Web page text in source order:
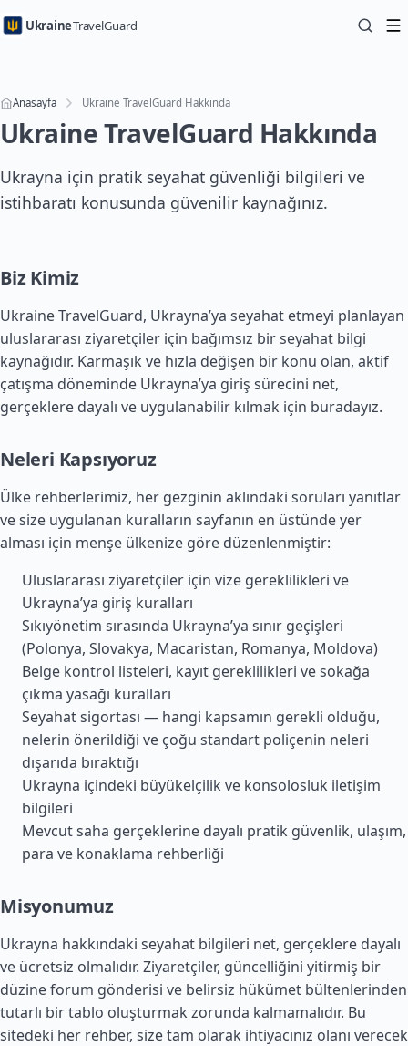
UkraineTravelGuard
Anasayfa Ukraine TravelGuard Hakkında
Ukraine TravelGuard Hakkında
Ukrayna için pratik seyahat güvenliği bilgileri ve
istihbaratı konusunda güvenilir kaynağınız.
Biz Kimiz
Ukraine TravelGuard, Ukrayna’ya seyahat etmeyi planlayan
uluslararası ziyaretçiler için bağımsız bir seyahat bilgi
kaynağıdır. Karmaşık ve hızla değişen bir konu olan, aktif
çatışma döneminde Ukrayna’ya giriş sürecini net,
gerçeklere dayalı ve uygulanabilir kılmak için buradayız.
Neleri Kapsıyoruz
Ülke rehberlerimiz, her gezginin aklındaki soruları yanıtlar
ve size uygulanan kuralların sayfanın en üstünde yer
alması için menşe ülkenize göre düzenlenmiştir:
Uluslararası ziyaretçiler için vize gereklilikleri ve
Ukrayna’ya giriş kuralları
Sıkıyönetim sırasında Ukrayna’ya sınır geçişleri
(Polonya, Slovakya, Macaristan, Romanya, Moldova)
Belge kontrol listeleri, kayıt gereklilikleri ve sokağa
çıkma yasağı kuralları
Seyahat sigortası — hangi kapsamın gerekli olduğu,
nelerin önerildiği ve çoğu standart poliçenin neleri
dışarıda bıraktığı
Ukrayna içindeki büyükelçilik ve konsolosluk iletişim
bilgileri
Mevcut saha gerçeklerine dayalı pratik güvenlik, ulaşım,
para ve konaklama rehberliği
Misyonumuz
Ukrayna hakkındaki seyahat bilgileri net, gerçeklere dayalı
ve ücretsiz olmalıdır. Ziyaretçiler, güncelliğini yitirmiş bir
düzine forum gönderisi ve belirsiz hükümet bültenlerinden
tutarlı bir tablo oluşturmak zorunda kalmamalıdır. Bu
sitedeki her rehber, size tam olarak ihtiyacınız olanı verecek